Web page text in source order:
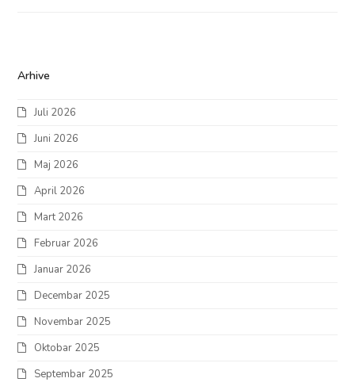
Arhive
Juli 2026
Juni 2026
Maj 2026
April 2026
Mart 2026
Februar 2026
Januar 2026
Decembar 2025
Novembar 2025
Oktobar 2025
Septembar 2025